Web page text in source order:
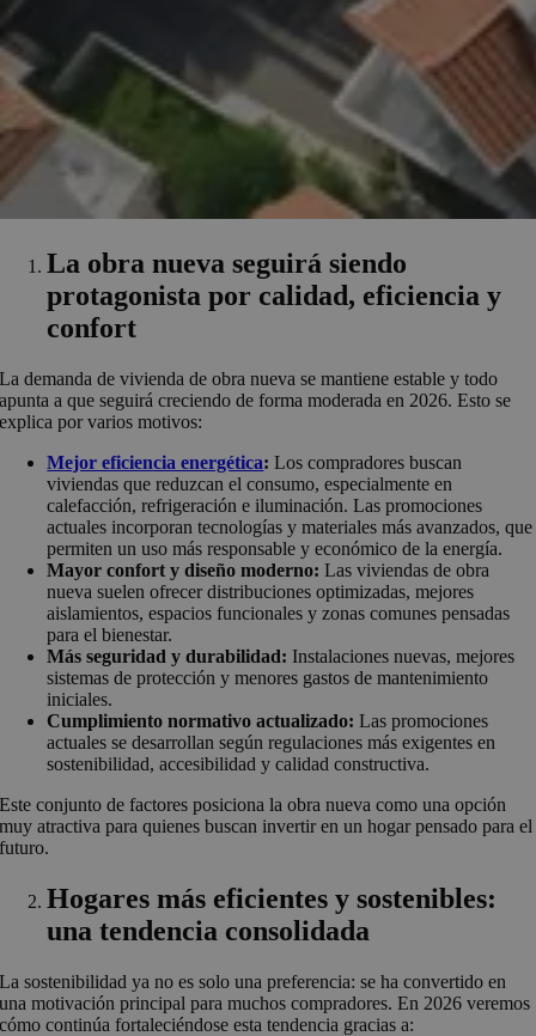
La obra nueva seguirá siendo
protagonista por calidad, eficiencia y
confort
La demanda de vivienda de obra nueva se mantiene estable y todo
apunta a que seguirá creciendo de forma moderada en 2026. Esto se
explica por varios motivos:
Mejor eficiencia energética: Los compradores buscan
viviendas que reduzcan el consumo, especialmente en
calefacción, refrigeración e iluminación. Las promociones
actuales incorporan tecnologías y materiales más avanzados, que
permiten un uso más responsable y económico de la energía.
Mayor confort y diseño moderno: Las viviendas de obra
nueva suelen ofrecer distribuciones optimizadas, mejores
aislamientos, espacios funcionales y zonas comunes pensadas
para el bienestar.
Más seguridad y durabilidad: Instalaciones nuevas, mejores
sistemas de protección y menores gastos de mantenimiento
iniciales.
Cumplimiento normativo actualizado: Las promociones
actuales se desarrollan según regulaciones más exigentes en
sostenibilidad, accesibilidad y calidad constructiva.
Este conjunto de factores posiciona la obra nueva como una opción
muy atractiva para quienes buscan invertir en un hogar pensado para el
futuro.
Hogares más eficientes y sostenibles:
una tendencia consolidada
La sostenibilidad ya no es solo una preferencia: se ha convertido en
una motivación principal para muchos compradores. En 2026 veremos
cómo continúa fortaleciéndose esta tendencia gracias a: